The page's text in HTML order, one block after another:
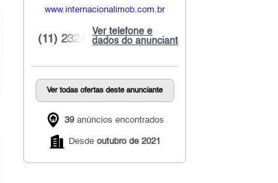
www.internacionalimob.com.br
Ver telefone e
dados do anunciante
(11) 2324...
Ver todas ofertas deste anunciante
39 anúncios encontrados
Desde outubro de 2021